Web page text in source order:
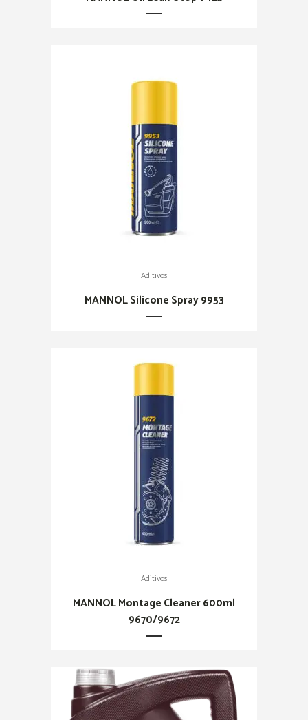
Aditivos
MANNOL Silicone Spray 9953
Aditivos
MANNOL Montage Cleaner 600ml
9670/9672